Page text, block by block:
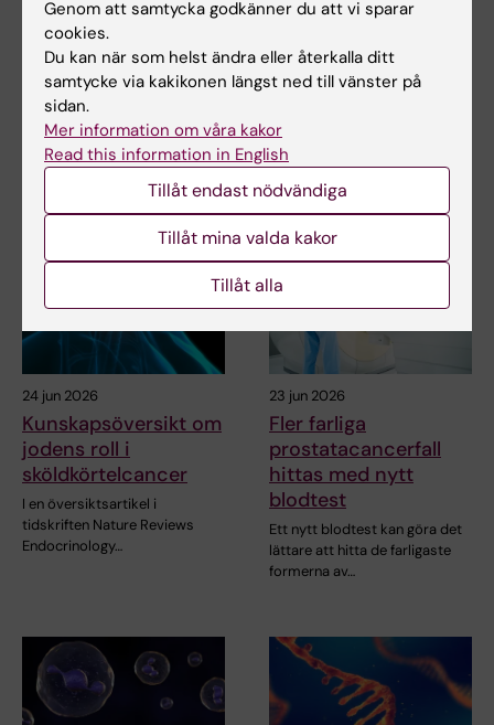
Celler i tumörens
mikromiljö kan
påverka
hormonbehandling
Vilka celler som finns i en
bröstcancertumörs mikromiljö
kan ha betydelse…
Hög följsamhet trots
täta kontroller av
barn med ärftlig
cancerrisk
Barn med en ärftlig variant i
genen TP53 följer i hög grad
rekommenderade…
24 jun 2026
Kunskapsöversikt om
jodens roll i
sköldkörtelcancer
I en översiktsartikel i
tidskriften Nature Reviews
Endocrinology…
23 jun 2026
Fler farliga
prostatacancerfall
hittas med nytt
blodtest
Ett nytt blodtest kan göra det
lättare att hitta de farligaste
formerna av…
Genom att samtycka godkänner du att vi sparar
cookies.
Du kan när som helst ändra eller återkalla ditt
samtycke via kakikonen längst ned till vänster på
sidan.
Mer information om våra kakor
Read this information in English
Tillåt endast nödvändiga
Tillåt mina valda kakor
Tillåt alla